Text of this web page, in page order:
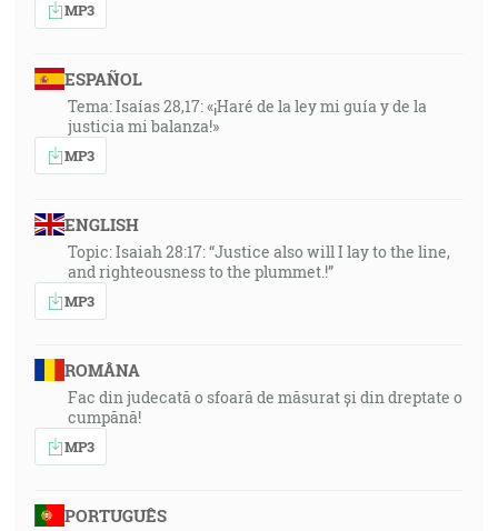
MP3
ESPAÑOL
Tema: Isaías 28,17: «¡Haré de la ley mi guía y de la
justicia mi balanza!»
MP3
ENGLISH
Topic: Isaiah 28:17: “Justice also will I lay to the line,
and righteousness to the plummet.!”
MP3
ROMÂNA
Fac din judecată o sfoară de măsurat și din dreptate o
cumpănă!
MP3
PORTUGUÊS